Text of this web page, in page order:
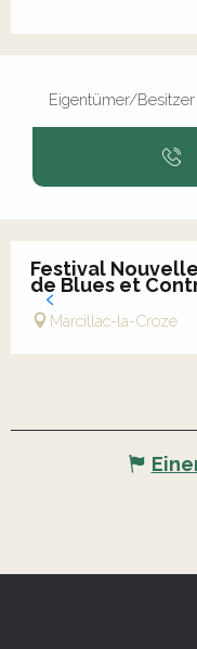
Eigentümer/Besitzer
Festival
de Blues et
Marcillac-la-Croze